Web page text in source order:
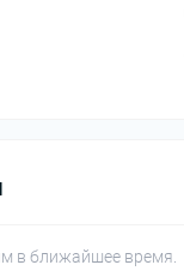
в ближайшее время.